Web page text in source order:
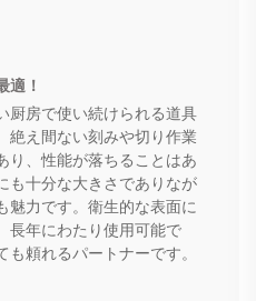
適！
厨房で使い続けられる道具
絶え間ない刻みや切り作業
り、性能が落ちることはあ
も十分な大きさでありなが
魅力です。衛生的な表面に
長年にわたり使用可能で
頼れるパートナーです。